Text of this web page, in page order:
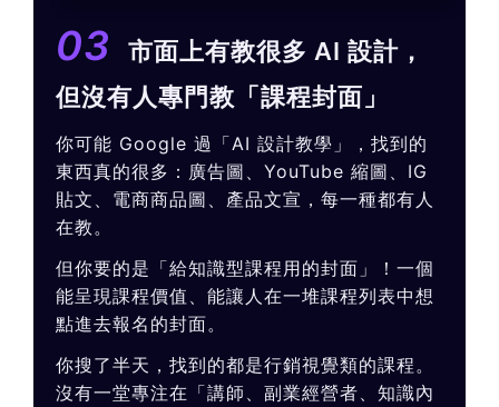
03
市面上有教很多 AI 設計，
但沒有人專門教「課程封面」
你可能 Google 過「AI 設計教學」，找到的
東西真的很多：廣告圖、YouTube 縮圖、IG
貼文、電商商品圖、產品文宣，每一種都有人
在教。
但你要的是「給知識型課程用的封面」！一個
能呈現課程價值、能讓人在一堆課程列表中想
點進去報名的封面。
你搜了半天，找到的都是行銷視覺類的課程。
沒有一堂專注在「講師、副業經營者、知識內